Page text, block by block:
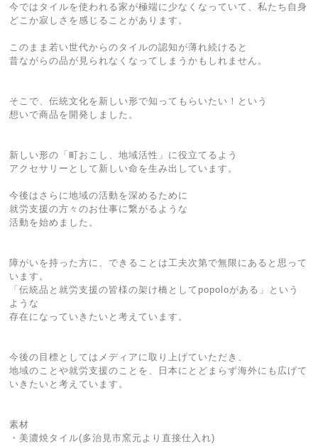
今ではタイルを使われる家が極端に少なくなっていて、私たち自身
どこか寂しさを感じることがあります。
このまま若い世代からのタイルの認知が薄れ続けると
昔ながらの品が見られなくなってしまうかもしれません。
そこで、伝統文化を新しい形で知ってもらいたい！という
想いで商品を開発しました。
新しい形の「町おこし、地域活性」に役立てるよう
アクセサリーとして新しい命を生み出しています。
今後はさらに地域の活動を深めるために
就労支援の方々のお仕事に繋がるような
活動を始めました。
障がいを持った方に、できることは工夫次第で無限にあると思って
います。
「伝統品と就労支援の皆様の架け橋としてpopoloがある」という
ような
存在になっていきたいと考えています。
今後の目標としてはメディアに取り上げていただき、
地域のことや就労支援のことを、日本にとどまらず海外にも広げて
いきたいと考えています。
素材
・美濃焼タイル(多治見市窯元より直接仕入れ)